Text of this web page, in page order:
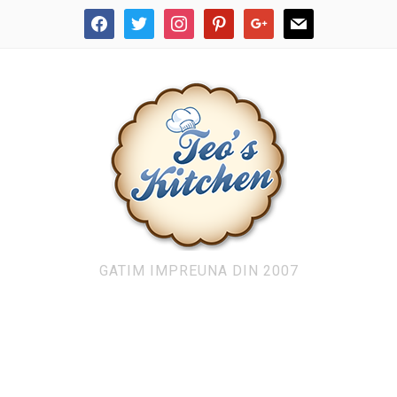
facebooktwitter instagrampinterestgoogle mail
GATIM IMPREUNA DIN 2007